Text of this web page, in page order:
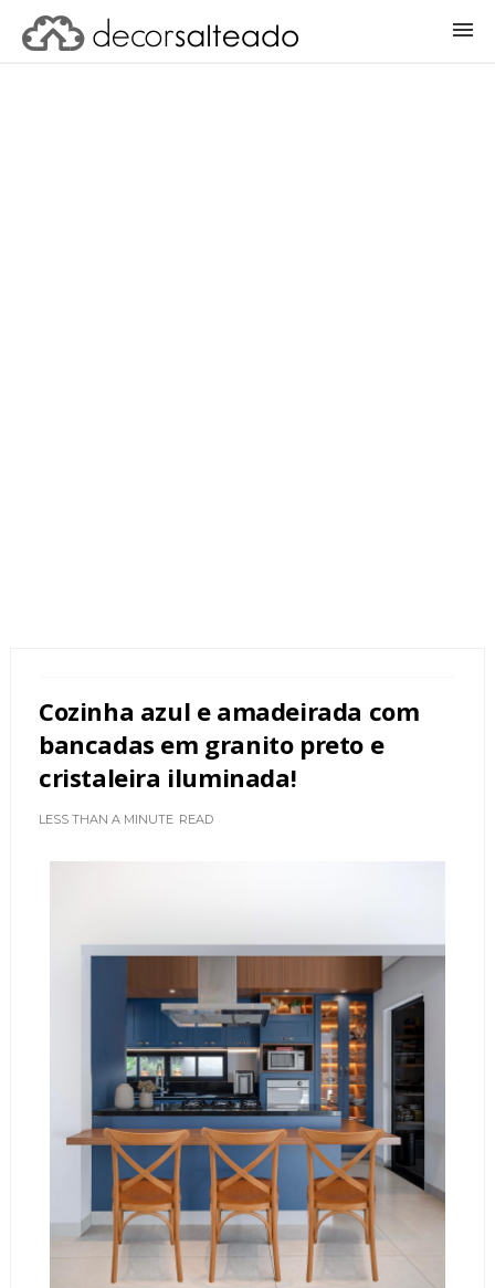
Cozinha azul e amadeirada com
bancadas em granito preto e
cristaleira iluminada!
LESS THAN A MINUTE READ